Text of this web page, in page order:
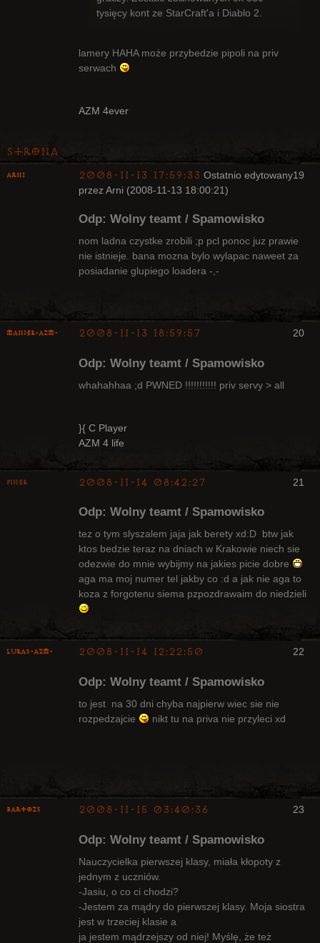
tysięcy kont ze StarCraft'a i Diablo 2.
lamery HAHA może przybedzie pipoli na priv
serwach
AZM 4ever
Strona
19
Arni 2008-11-13 17:59:33 Ostatnio edytowany
przez Arni (2008-11-13 18:00:21)
Odp: Wolny teamt / Spamowisko
nom ladna czystke zrobili ;p pcl ponoc juz prawie
nie istnieje. bana mozna bylo wylapac naweet za
posiadanie glupiego loadera -,-
20
Maniek-AZM- 2008-11-13 18:59:57
Odp: Wolny teamt / Spamowisko
whahahhaa ;d PWNED !!!!!!!!!!! priv servy > all
}{ C Player
AZM 4 life
21
pinek 2008-11-14 08:42:27
Odp: Wolny teamt / Spamowisko
tez o tym slyszalem jaja jak berety xd:D btw jak
ktos bedzie teraz na dniach w Krakowie niech sie
odezwie do mnie wybijmy na jakies picie dobre
aga ma moj numer tel jakby co :d a jak nie aga to
koza z forgotenu siema pzpozdrawaim do niedzieli
22
lukas-azm- 2008-11-14 12:22:50
Odp: Wolny teamt / Spamowisko
to jest na 30 dni chyba najpierw wiec sie nie
rozpedzajcie
nikt tu na priva nie przyleci xd
23
bartozs 2008-11-15 03:40:36
Odp: Wolny teamt / Spamowisko
Nauczycielka pierwszej klasy, miała kłopoty z
jednym z uczniów.
-Jasiu, o co ci chodzi?
-Jestem za mądry do pierwszej klasy. Moja siostra
jest w trzeciej klasie a
ja jestem mądrzejszy od niej! Myślę, że też